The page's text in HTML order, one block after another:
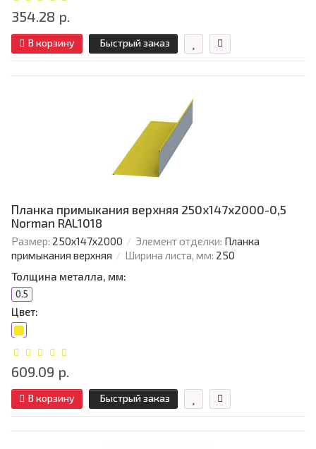
354.28 р.
В корзину Быстрый заказ
Планка примыкания верхняя 250х147х2000-0,5
Norman RAL1018
Размер: 250х147х2000 Элемент отделки: Планка
примыкания верхняя
Ширина листа, мм: 250
Толщина металла, мм:
0.5
Цвет:
609.09 р.
В корзину Быстрый заказ